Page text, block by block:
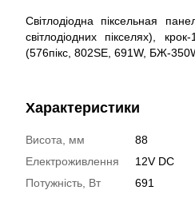
Світлодіодна піксельная
світлодіодних пікселях),
(576пікс, 802SE, 691W, БЖ-
Характеристики
Висота, мм
88
Електроживлення
12V DC
Потужність, Вт
691